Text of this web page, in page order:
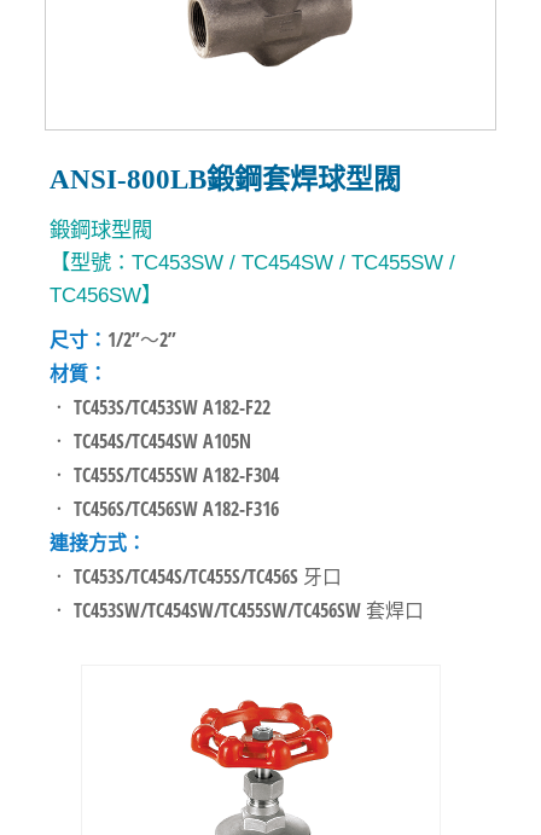
ANSI-800LB鍛鋼套焊球型閥
鍛鋼球型閥
【型號：TC453SW / TC454SW / TC455SW /
TC456SW】
尺寸： 1/2”～2”
材質：
． TC453S/TC453SW A182-F22
． TC454S/TC454SW A105N
． TC455S/TC455SW A182-F304
． TC456S/TC456SW A182-F316
連接方式：
． TC453S/TC454S/TC455S/TC456S 牙口
． TC453SW/TC454SW/TC455SW/TC456SW 套焊口